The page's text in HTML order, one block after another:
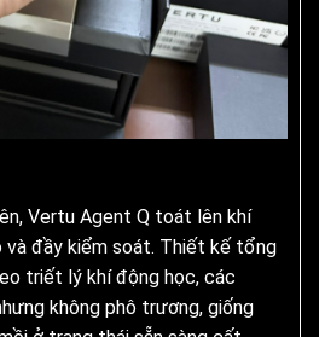
Vertu Agent Q toát lên khí
và đầy kiểm soát. Thiết kế tổng
triết lý khí động học, các
không phô trương, giống